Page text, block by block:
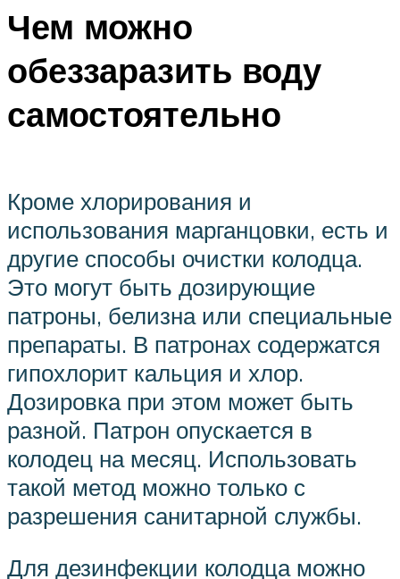
Чем можно
обеззаразить воду
самостоятельно
Кроме хлорирования и
использования марганцовки, есть и
другие способы очистки колодца.
Это могут быть дозирующие
патроны, белизна или специальные
препараты. В патронах содержатся
гипохлорит кальция и хлор.
Дозировка при этом может быть
разной. Патрон опускается в
колодец на месяц. Использовать
такой метод можно только с
разрешения санитарной службы.
Для дезинфекции колодца можно